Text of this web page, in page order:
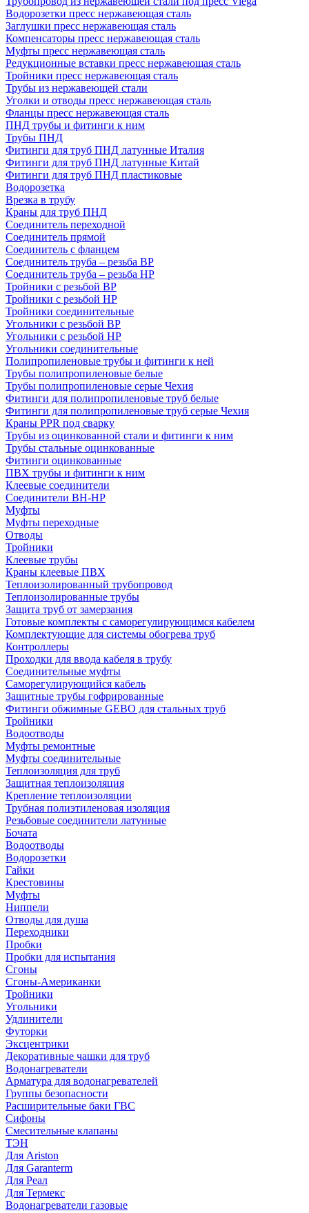
Водорозетки пресс нержавеющая сталь
Заглушки пресс нержавеющая сталь
Компенсаторы пресс нержавеющая сталь
Муфты пресс нержавеющая сталь
Редукционные вставки пресс нержавеющая сталь
Тройники пресс нержавеющая сталь
Трубы из нержавеющей стали
Уголки и отводы пресс нержавеющая сталь
Фланцы пресс нержавеющая сталь
ПНД трубы и фитинги к ним
Трубы ПНД
Фитинги для труб ПНД латунные Италия
Фитинги для труб ПНД латунные Китай
Фитинги для труб ПНД пластиковые
Водорозетка
Врезка в трубу
Краны для труб ПНД
Соединитель переходной
Соединитель прямой
Соединитель с фланцем
Соединитель труба – резьба ВР
Соединитель труба – резьба НР
Тройники с резьбой ВР
Тройники с резьбой НР
Тройники соединительные
Угольники с резьбой ВР
Угольники с резьбой НР
Угольники соединительные
Полипропиленовые трубы и фитинги к ней
Трубы полипропиленовые белые
Трубы полипропиленовые серые Чехия
Фитинги для полипропиленовые труб белые
Фитинги для полипропиленовые труб серые Чехия
Краны PPR под сварку
Трубы из оцинкованной стали и фитинги к ним
Трубы стальные оцинкованные
Фитинги оцинкованные
ПВХ трубы и фитинги к ним
Клеевые соединители
Соединители ВН-НР
Муфты
Муфты переходные
Отводы
Тройники
Клеевые трубы
Краны клеевые ПВХ
Теплоизолированный трубопровод
Теплоизолированные трубы
Защита труб от замерзания
Готовые комплекты с саморегулирующимся кабелем
Комплектующие для системы обогрева труб
Контроллеры
Проходки для ввода кабеля в трубу
Соединительные муфты
Саморегулирующийся кабель
Защитные трубы гофрированные
Фитинги обжимные GEBO для стальных труб
Тройники
Водоотводы
Муфты ремонтные
Муфты соединительные
Теплоизоляция для труб
Защитная теплоизоляция
Крепление теплоизоляции
Трубная полиэтиленовая изоляция
Резьбовые соединители латунные
Бочата
Водоотводы
Водорозетки
Гайки
Крестовины
Муфты
Ниппели
Отводы для душа
Переходники
Пробки
Пробки для испытания
Сгоны
Сгоны-Американки
Тройники
Угольники
Удлинители
Футорки
Эксцентрики
Декоративные чашки для труб
Водонагреватели
Арматура для водонагревателей
Группы безопасности
Расширительные баки ГВС
Сифоны
Смесительные клапаны
ТЭН
Для Ariston
Для Garanterm
Для Реал
Для Термекс
Водонагреватели газовые